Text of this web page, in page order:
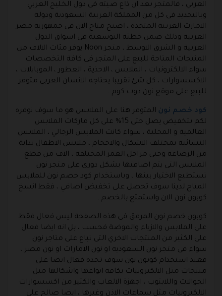
العربي ، فالمتجر بعد ان ذاع صيته فى دول الخليج العربي
وبالتحديد فى كل من المملكة العربية السعودية ودولة
الامارت العربية المتحدة ، اصبح متاح الان فى جمهورية مصر
العربية وذلك ضمن خطته التوسعية فى اسواق الدول
العربية و الشرق الاوسط ، متجر Noon يوفر مئات الالاف من
المنتجات المتاحة للبيع على المتجر فى كافة التخصصات
سواء الالكترونيات ، الملابس ، الاحذية ، العطور ، الموبايلات ،
الاكسسوارات ، كل شئ تقريبا يحتاجه الانسان العربي متوفر
للبيع على موقع نون دوت كوم .
كود خصم نون المتوفر هنا على الملابس هو ما سوف نوفره
لكم بتخفيض يصل حتى 15% على كل ماركات الملابس
العالمية و المحلية ، سواء كانت الملابس الرجالي ، الملابس
النسائية بمختلف الاشكال والاحجام ، ملابس الاطفال بداية
من الرضاعة وحتى مراحل العمر المختلفة ، الاف من قطع
الملابس التى يتم اضافتها بشكل دورى على متجر نون
تستطيع الاختيار بينها ، وباستخدام كود خصم نون للملابس
المتاح لدينا سوف تحصل على تخفيض اضافي ، فقط انسخ
كوبون نون الان واستمتع بالخصم .
كوبون خصم نون المرفق فى هذه الصفحة ليس فعال فقط
على الملابس والازياء والموضة فحسب ، بل انه ايضا فعال
على الكثير من المنتجات الاخري التى تباع على متاجر نون
سواء فى متجر نون السعوديه او نون الامارات او نون مصر ،
فعند استخدام كوبون نون سوف تجده فعال ايضا على
منتجات مثل الالكترونيات بكافة انواعها واشكالها مثل
الجوالات واللابتوب ، اجهزة الالعاب والكثير من اكسسوارات
الالكترونيات مثل سماعات الاذن وغيرها ، ايضا صالح على